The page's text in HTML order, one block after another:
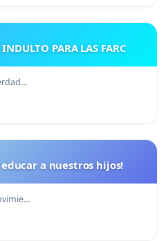
PARA LAS FARC
educar a nuestros hijos!